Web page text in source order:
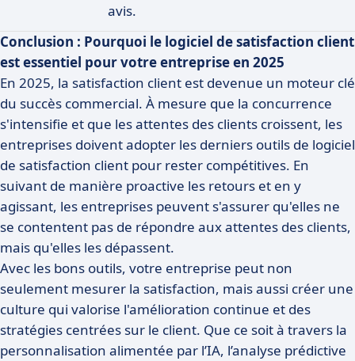
avis.
Conclusion : Pourquoi le logiciel de satisfaction client
est essentiel pour votre entreprise en 2025
En 2025, la satisfaction client est devenue un moteur clé
du succès commercial. À mesure que la concurrence
s'intensifie et que les attentes des clients croissent, les
entreprises doivent adopter les derniers outils de logiciel
de satisfaction client pour rester compétitives. En
suivant de manière proactive les retours et en y
agissant, les entreprises peuvent s'assurer qu'elles ne
se contentent pas de répondre aux attentes des clients,
mais qu'elles les dépassent.
Avec les bons outils, votre entreprise peut non
seulement mesurer la satisfaction, mais aussi créer une
culture qui valorise l'amélioration continue et des
stratégies centrées sur le client. Que ce soit à travers la
personnalisation alimentée par l’IA, l’analyse prédictive